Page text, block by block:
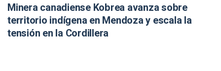
Minera canadiense Kobrea avanza sobre
territorio indígena en Mendoza y escala la
tensión en la Cordillera